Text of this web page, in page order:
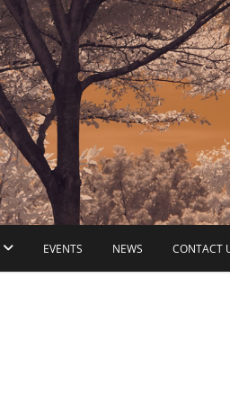
EVENTS NEWS CONTACT